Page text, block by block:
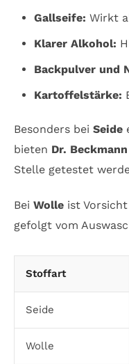
Gallseife: Wirkt
Klarer Alkohol:
Backpulver und
Kartoffelstärke:
Besonders bei Seide
bieten Dr. Beckmann
Stelle getestet
Bei Wolle ist
gefolgt vom
Stoffart
Seide
Wolle